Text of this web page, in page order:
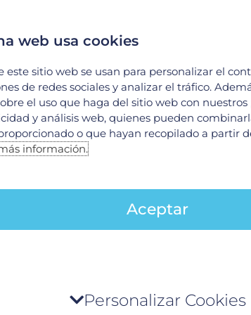
mínima invasión en el tratamiento
médica
del cáncer?
manejo-del-cancer/
web usa cookies
este sitio web se usan para personalizar el
de redes sociales y analizar el tráfico.
el uso que haga del sitio web con
y análisis web, quienes pueden
o que hayan recopilado a partir
información.
Aceptar
de preferencia de la privacidad
Personalizar Cookies